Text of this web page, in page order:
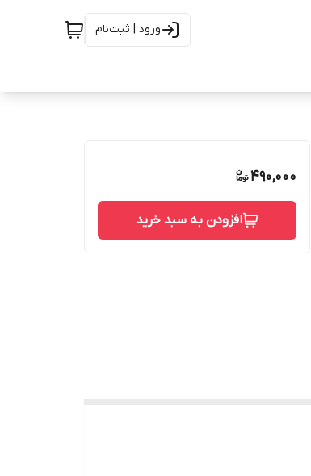
ورود | ثبت‌نام
490,000
افزودن به سبد خرید